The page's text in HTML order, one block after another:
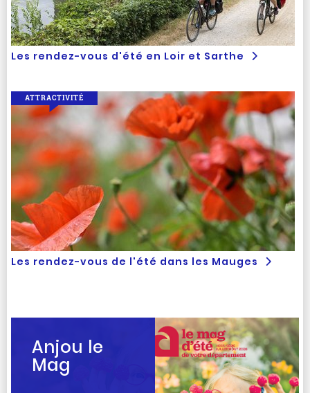
Les rendez-vous d'été en Loir et Sarthe
Les rendez-vous de l'été dans les Mauges
ATTRACTIVITÉ
Anjou le
Mag